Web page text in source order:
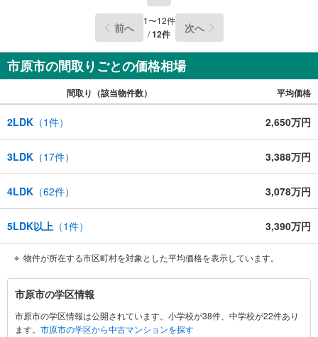
前へ 1〜12件
/12件 次へ
市原市の間取りごとの価格相場
間取り（該当物件数） 平均価格
2LDK （1件） 2,650万円
3LDK （17件） 3,388万円
4LDK （62件） 3,078万円
5LDK以上 （1件） 3,390万円
物件が所在する市区町村を対象とした平均価格を表示しています。
市
原
市
に
市原市の学区情報
市原市の学区情報は公開されています。小学校が38件、中学校が22件あり
ます。 市原市の学区から中古マンションを探す